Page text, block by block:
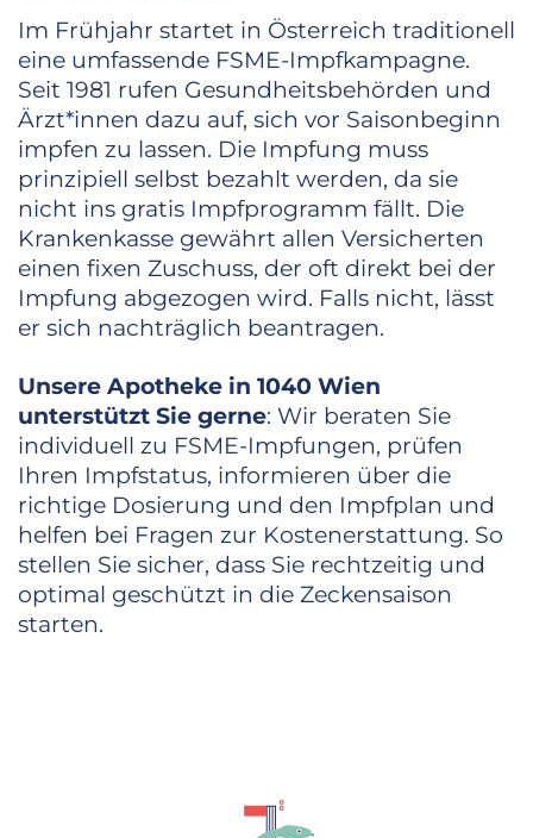
Im Frühjahr startet in Österreich traditionell
eine umfassende FSME-Impfkampagne.
Seit 1981 rufen Gesundheitsbehörden und
Ärzt*innen dazu auf, sich vor Saisonbeginn
impfen zu lassen. Die Impfung muss
prinzipiell selbst bezahlt werden, da sie
nicht ins gratis Impfprogramm fällt. Die
Krankenkasse gewährt allen Versicherten
einen fixen Zuschuss, der oft direkt bei der
Impfung abgezogen wird. Falls nicht, lässt
er sich nachträglich beantragen.
Unsere Apotheke in 1040 Wien
unterstützt Sie gerne: Wir beraten Sie
individuell zu FSME-Impfungen, prüfen
Ihren Impfstatus, informieren über die
richtige Dosierung und den Impfplan und
helfen bei Fragen zur Kostenerstattung. So
stellen Sie sicher, dass Sie rechtzeitig und
optimal geschützt in die Zeckensaison
starten.